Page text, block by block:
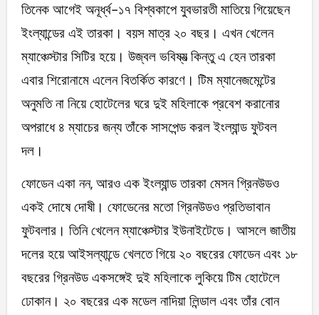
তিনেক আগেই অনূর্ধ্ব-১৭ বিশ্বকাপে যুবভারতী মাতিয়ে গিয়েছেন
ইংল্যান্ডের এই তারকা। বয়স মাত্র ২০ বছর। এখন খেলেন
ম্যাঞ্চেস্টার সিটির হয়ে। উজ্বল ভবিষ্যত্‍ কিন্তু এ হেন তারকা
এবার শিরোনামে এলেন বিতর্কিত কারণে। টিম ম্যানেজমেন্টের
অনুমতি না নিয়ে হোটেলের ঘরে দুই মহিলাকে প্রবেশ করানোর
অপরাধে ৪ ম্যাচের জন্য তাঁকে সাসপেন্ড করল ইংল্যান্ড ফুটবল
দল।
ফোডেন একা নন, আরও এক ইংল্যান্ড তারকা মেসন গ্রিনউডও
একই দোষে দোষী। ফোডেনের মতো গ্রিনউডও প্রতিভাবান
ফুটবলার। তিনি খেলেন ম্যাঞ্চেস্টার ইউনাইটেডে। আসলে জাতীয়
দলের হয়ে আইসল্যান্ডে খেলতে গিয়ে ২০ বছরের ফোডেন এবং ১৮
বছরের গ্রিনউড একসঙ্গেই দুই মহিলাকে লুকিয়ে টিম হোটেলে
ঢোকান। ২০ বছরের এক মডেল নাদিয়া লিন্ডাল এবং তাঁর বোন